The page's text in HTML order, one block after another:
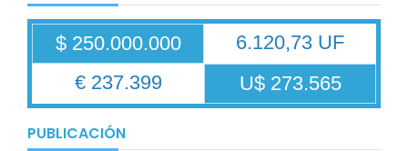
$ 250.000.000
6.120,73 UF
€ 237.399
U$ 273.565
PUBLICACIÓN